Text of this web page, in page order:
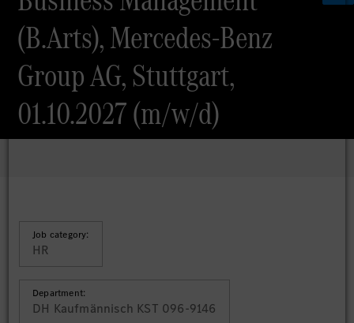
(B.Arts), Mercedes-Benz
Group AG, Stuttgart,
01.10.2027 (m/w/d)
Job category:
HR
Department:
DH Kaufmännisch KST 096-9146